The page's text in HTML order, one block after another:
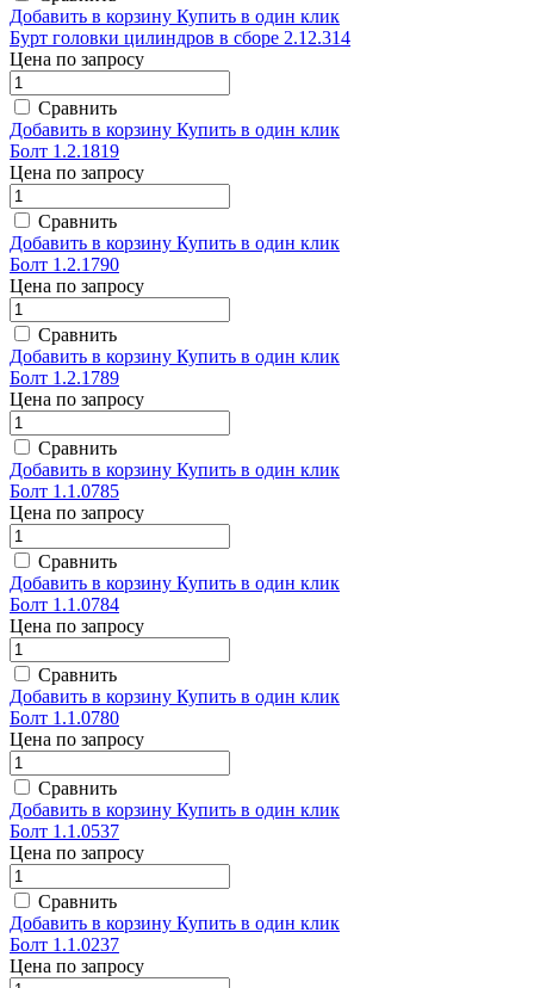
Добавить в корзину Купить в один клик
Бурт головки цилиндров в сборе 2.12.314
Цена по запросу
Сравнить
Добавить в корзину Купить в один клик
Болт 1.2.1819
Цена по запросу
Сравнить
Добавить в корзину Купить в один клик
Болт 1.2.1790
Цена по запросу
Сравнить
Добавить в корзину Купить в один клик
Болт 1.2.1789
Цена по запросу
Сравнить
Добавить в корзину Купить в один клик
Болт 1.1.0785
Цена по запросу
Сравнить
Добавить в корзину Купить в один клик
Болт 1.1.0784
Цена по запросу
Сравнить
Добавить в корзину Купить в один клик
Болт 1.1.0780
Цена по запросу
Сравнить
Добавить в корзину Купить в один клик
Болт 1.1.0537
Цена по запросу
Сравнить
Добавить в корзину Купить в один клик
Болт 1.1.0237
Цена по запросу